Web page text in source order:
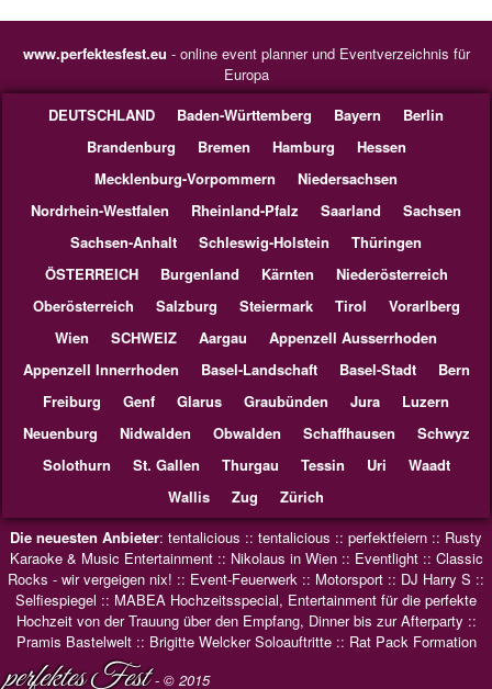
www.perfektesfest.eu - online event planner und Eventverzeichnis für
Europa
DEUTSCHLAND
Baden-Württemberg Bayern
Berlin
Brandenburg
Bremen Hamburg
Hessen
Mecklenburg-Vorpommern
Niedersachsen
Nordrhein-Westfalen
Rheinland-Pfalz Saarland
Sachsen
Sachsen-Anhalt
Schleswig-Holstein
Thüringen
ÖSTERREICH
Burgenland Kärnten
Niederösterreich
Oberösterreich
Salzburg Steiermark Tirol
Vorarlberg
Wien
SCHWEIZ Aargau
Appenzell Ausserrhoden
Appenzell Innerrhoden
Basel-Landschaft Basel-Stadt
Bern
Freiburg
Genf Glarus Graubünden Jura
Luzern
Neuenburg
Nidwalden Obwalden Schaffhausen
Schwyz
Solothurn
St. Gallen Thurgau Tessin Uri
Waadt
Wallis
Zug
Zürich
Die neuesten Anbieter: tentalicious :: tentalicious :: perfektfeiern :: Rusty
Karaoke & Music Entertainment:: Nikolaus in Wien:: Eventlight:: Classic
Rocks - wir vergeigen nix! :: Event-Feuerwerk :: Motorsport :: DJ Harry S ::
Selfiespiegel :: MABEA Hochzeitsspecial, Entertainment für die perfekte
Hochzeit von der Trauung über den Empfang, Dinner bis zur Afterparty ::
Pramis Bastelwelt:: Brigitte Welcker Soloauftritte:: Rat Pack Formation
perfektes Fest- © 2015